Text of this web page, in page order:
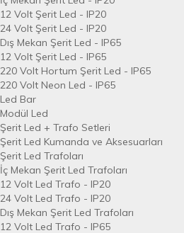
12 Volt Şerit Led - IP20
24 Volt Şerit Led - IP20
Dış Mekan Şerit Led - IP65
12 Volt Şerit Led - IP65
220 Volt Hortum Şerit Led - IP65
220 Volt Neon Led - IP65
Led Bar
Modül Led
Şerit Led + Trafo Setleri
Şerit Led Kumanda ve Aksesuarları
Şerit Led Trafoları
İç Mekan Şerit Led Trafoları
12 Volt Led Trafo - IP20
24 Volt Led Trafo - IP20
Dış Mekan Şerit Led Trafoları
12 Volt Led Trafo - IP65